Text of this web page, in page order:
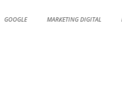
GOOGLE MARKETING DIGITAL